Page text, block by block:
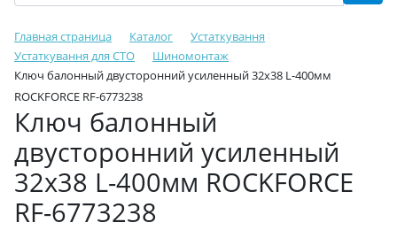
Главная страница Каталог
Устаткування
Устаткування для СТО
Шиномонтаж
Ключ балонный двусторонний усиленный 32x38 L-400мм
ROCKFORCE RF-6773238
Ключ балонный
двусторонний усиленный
32x38 L-400мм ROCKFORCE
RF-6773238